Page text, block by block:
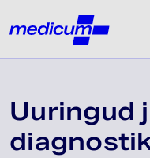
Uuringud